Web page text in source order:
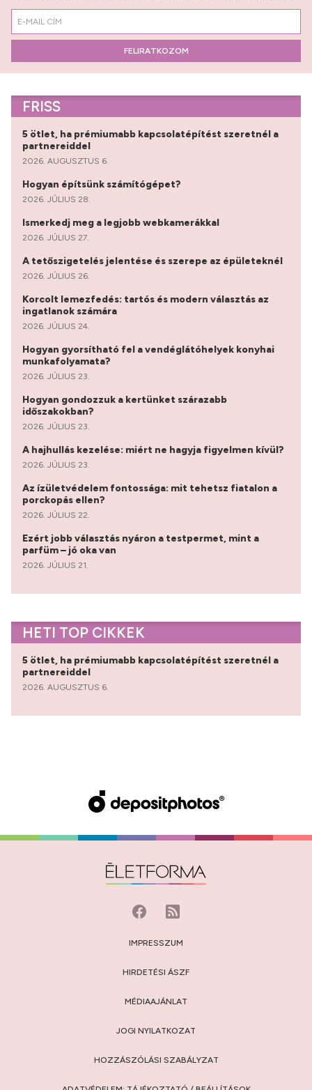
FELIRATKOZOM
FRISS
5 ötlet, ha prémiumabb kapcsolatépítést szeretnél a
partnereiddel
2026. AUGUSZTUS 6.
Hogyan építsünk számítógépet?
2026. JÚLIUS 28.
Ismerkedj meg a legjobb webkamerákkal
2026. JÚLIUS 27.
A tetőszigetelés jelentése és szerepe az épületeknél
2026. JÚLIUS 26.
Korcolt lemezfedés: tartós és modern választás az
ingatlanok számára
2026. JÚLIUS 24.
Hogyan gyorsítható fel a vendéglátóhelyek konyhai
munkafolyamata?
2026. JÚLIUS 23.
Hogyan gondozzuk a kertünket szárazabb
időszakokban?
2026. JÚLIUS 23.
A hajhullás kezelése: miért ne hagyja figyelmen kívül?
2026. JÚLIUS 23.
Az ízületvédelem fontossága: mit tehetsz fiatalon a
porckopás ellen?
2026. JÚLIUS 22.
Ezért jobb választás nyáron a testpermet, mint a
parfüm – jó oka van
2026. JÚLIUS 21.
HETI TOP CIKKEK
5 ötlet, ha prémiumabb kapcsolatépítést szeretnél a
partnereiddel
2026. AUGUSZTUS 6.
IMPRESSZUM
HIRDETÉSI ÁSZF
MÉDIAAJÁNLAT
JOGI NYILATKOZAT
HOZZÁSZÓLÁSI SZABÁLYZAT